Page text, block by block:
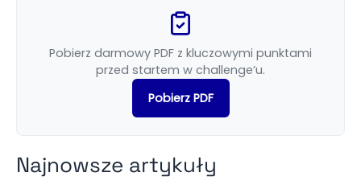
Pobierz darmowy PDF z kluczowymi punktami
przed startem w challenge’u.
Pobierz PDF
Najnowsze artykuły